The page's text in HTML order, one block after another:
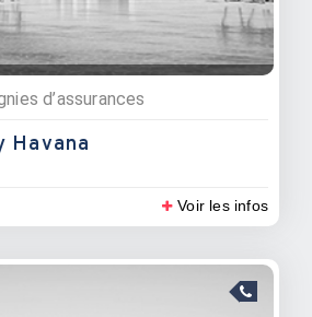
d’assurances
Havana
Voir les infos